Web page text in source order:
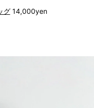
グ14,000yen